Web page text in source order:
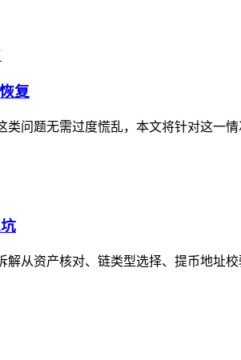
复
类问题无需过度慌乱，本文将针对这一
解从资产核对、链类型选择、提币地址